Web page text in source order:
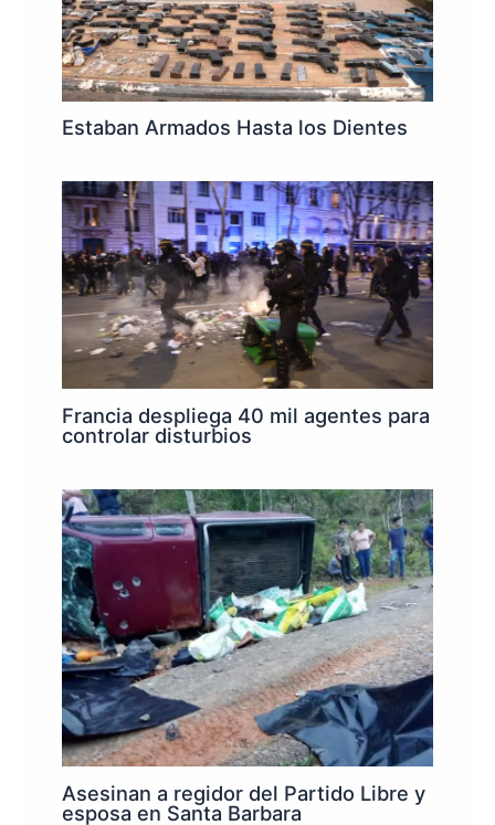
Estaban Armados Hasta los Dientes
Francia despliega 40 mil agentes para
controlar disturbios
Asesinan a regidor del Partido Libre y
esposa en Santa Barbara